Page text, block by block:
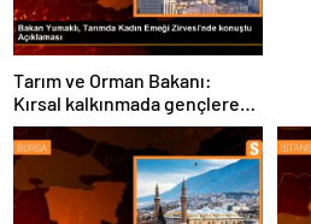
Tarım ve Orman Bakanı:
Kırsal kalkınmada gençlere
ve kadınlara pozitif ayrımcılık
yapıyoruz